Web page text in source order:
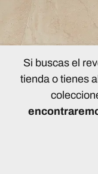
Si buscas el
tienda o tienes